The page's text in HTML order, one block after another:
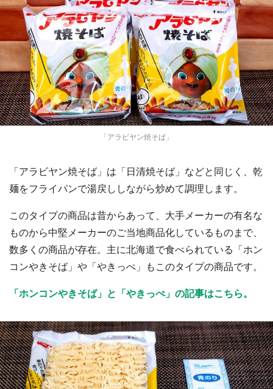
「アラビヤン焼そば」
「アラビヤン焼そば」は「日清焼そば」などと同じく、乾
麺をフライパンで湯戻ししながら炒めて調理します。
このタイプの商品は昔からあって、大手メーカーの有名な
ものから中堅メーカーのご当地商品化しているものまで、
数多くの商品が存在。主に北海道で食べられている「ホン
コンやきそば」や「やきっぺ」もこのタイプの商品です。
「ホンコンやきそば」と「やきっぺ」の記事はこちら。